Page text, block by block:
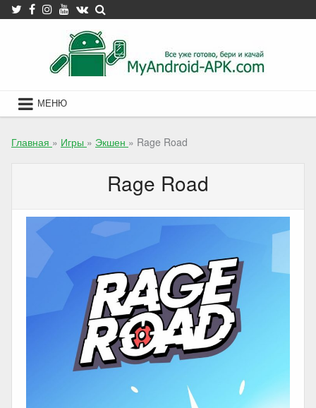
Skip
to
МЕНЮ
Главная » Игры » Экшен » Rage Road
Rage Road